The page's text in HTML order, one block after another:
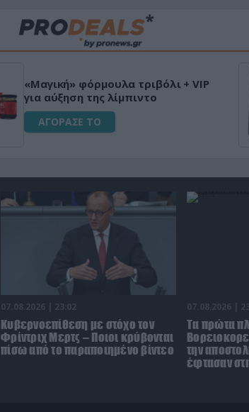
«Μαγική» φόρμουλα τριβόλι + VIP
για αύξηση της λίμπιντο
ΑΓΟΡΑΣΕ ΤΟ
07.08.2026 | 23:02
Κυβερνοεπίθεση με στόχο τον
Φρίντριχ Μερτς – Ποιοι κρύβονται
πίσω από το παραποιημένο βίντεο
07.08.2026 |
Τα πρώτα
την
έφτασαν